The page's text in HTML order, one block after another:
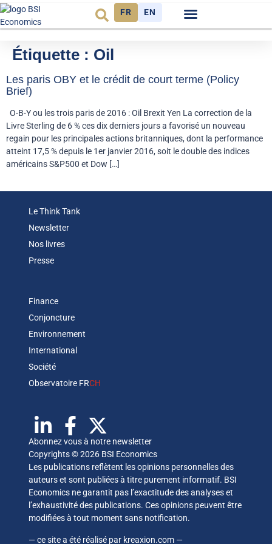
FR EN
Étiquette : Oil
Les paris OBY et le crédit de court terme (Policy
Brief)
O-B-Y ou les trois paris de 2016 : Oil Brexit Yen La correction de la
Livre Sterling de 6 % ces dix derniers jours a favorisé un nouveau
regain pour les principales actions britanniques, dont la performance
atteint 17,5 % depuis le 1er janvier 2016, soit le double des indices
américains S&P500 et Dow […]
Le Think Tank
Newsletter
Nos livres
Presse
Finance
Conjoncture
Environnement
International
Société
Observatoire FRCH
Abonnez vous à notre newsletter
Copyrights © 2026 BSI Economics
Les publications reflètent les opinions personnelles des
auteurs et sont publiées à titre purement informatif. BSI
Economics ne garantit pas l’exactitude des analyses et
l’exhaustivité des publications. Ces opinions peuvent être
modifiées à tout moment sans notification.
— ce site a été réalisé par kreaxion.com —